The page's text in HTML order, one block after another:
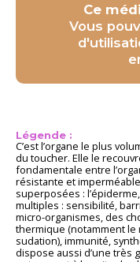
Ce
Vous
Légende :
C’est l’organe le plus
du toucher. Elle le
fondamentale entre
résistante et
superposées :
multiples : sensibilité,
micro-organismes, des
thermique (notamment le
sudation), immunité,
dispose aussi d’une très